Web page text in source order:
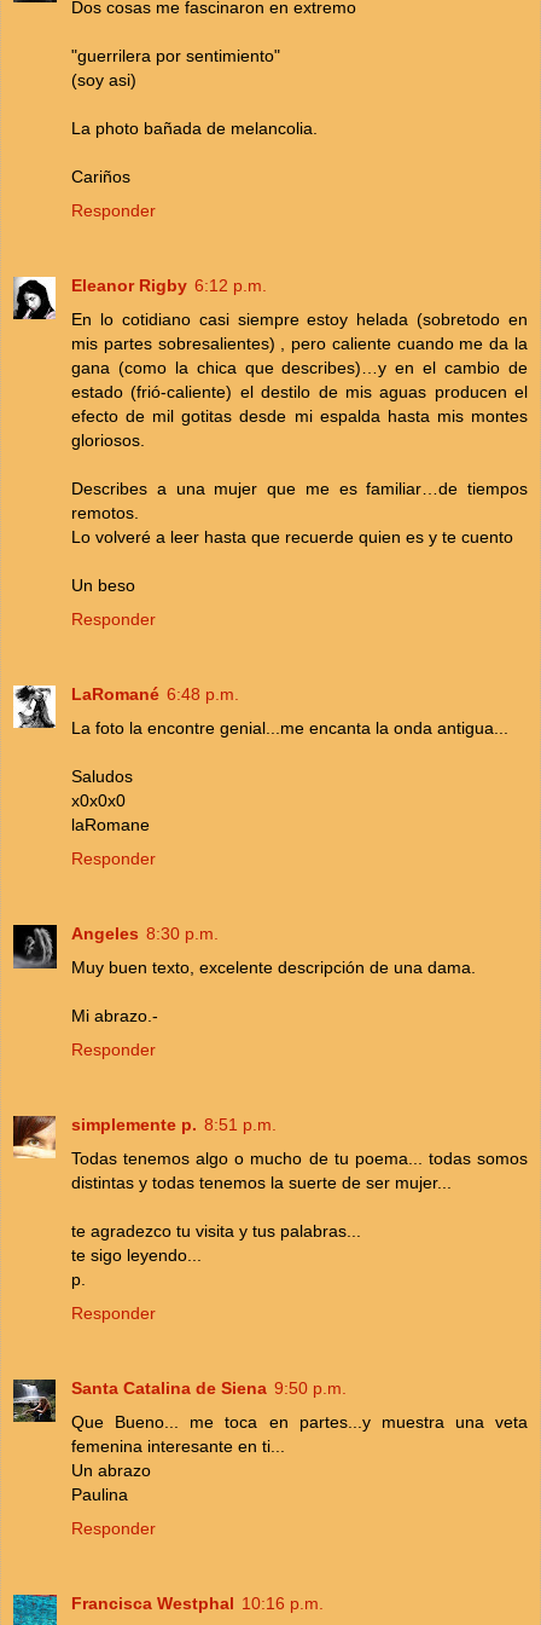
Dos cosas me fascinaron en extremo
"guerrilera por sentimiento"
(soy asi)
La photo bañada de melancolia.
Cariños
Responder
Eleanor Rigby 6:12 p.m.
En lo cotidiano casi siempre estoy helada (sobretodo en
mis partes sobresalientes) , pero caliente cuando me da la
gana (como la chica que describes)…y en el cambio de
estado (frió-caliente) el destilo de mis aguas producen el
efecto de mil gotitas desde mi espalda hasta mis montes
gloriosos.
Describes a una mujer que me es familiar…de tiempos
remotos.
Lo volveré a leer hasta que recuerde quien es y te cuento
Un beso
Responder
LaRomané 6:48 p.m.
La foto la encontre genial...me encanta la onda antigua...
Saludos
x0x0x0
laRomane
Responder
Angeles 8:30 p.m.
Muy buen texto, excelente descripción de una dama.
Mi abrazo.-
Responder
simplemente p. 8:51 p.m.
Todas tenemos algo o mucho de tu poema... todas somos
distintas y todas tenemos la suerte de ser mujer...
te agradezco tu visita y tus palabras...
te sigo leyendo...
p.
Responder
Santa Catalina de Siena 9:50 p.m.
Que Bueno... me toca en partes...y muestra una veta
femenina interesante en ti...
Un abrazo
Paulina
Responder
Francisca Westphal 10:16 p.m.